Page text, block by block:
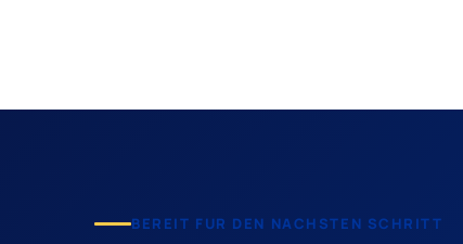
BEREIT FUR DEN NACHSTEN SCHRITT